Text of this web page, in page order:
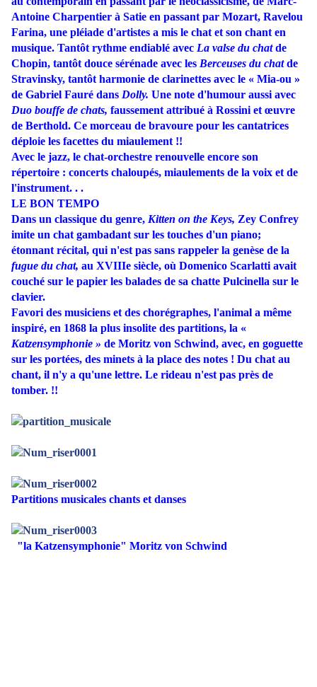
Antoine Charpentier à Satie en passant par Mozart, Ravelou
Farina, une pléiade d'artistes a mis le chat et son chant en
musique. Tantôt rythme endiablé avec La valse du chatde
Chopin, tantôt douce sérénade avec les Berceuses du chatde
Stravinsky, tantôt harmonie de clarinettes avec le « Mia-ou »
de Gabriel Fauré dans Dolly. Une note d'humour aussi avec
Duo bouffe de chats, faussement attribué à Rossini et œuvre
de Berthold. Ce morceau de bravoure pour les cantatrices
déploie les facettes du miaulement !!
Avec le jazz, le chat-orchestre renouvelle encore son
répertoire : concerts chaloupés, miaulements de la voix et de
l'instrument. . .
LE BON TEMPO
Dans un classique du genre, Kitten on the Keys, Zey Confrey
imite un chat gambadant sur les touches d'un piano;
étonnant récital, qui n'est pas sans rappeler la genèse de la
fugue du chat, au XVIIIe siècle, où Domenico Scarlatti avait
couché sur le papier les balades de sa chatte Pulcinella sur le
clavier.
Favori des musiciens et des chorégraphes, l'animal a même
inspiré, en 1868 la plus insolite des partitions, la «
Katzensymphonie » de Moritz von Schwind, avec, en goguette
sur les portées, des minets à la place des notes ! Du chat au
chant, il n'y a qu'une lettre. Le rideau n'est pas près de
tomber. !!
Partitions musicales chants et danses
"la Katzensymphonie" Moritz von Schwind